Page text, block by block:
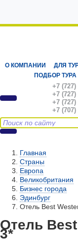
О КОМПАНИИ ДЛЯ
ПОДБОР ТУРА
+7 (727)
+7 (727)
+7 (727)
+7 (707)
Главная
Страны
Европа
Великобритания
Бизнес города
Эдинбург
Отель Best
Отель
3*